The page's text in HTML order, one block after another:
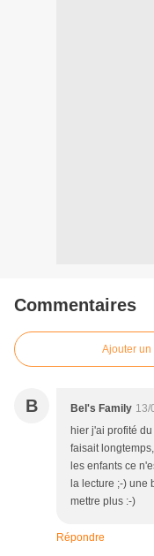
Commentaires
Ajouter un
B Bel's Family 13/
hier j'ai profité
faisait
les enfants ce
la lecture ;-)
mettre plus :-)
Répondre